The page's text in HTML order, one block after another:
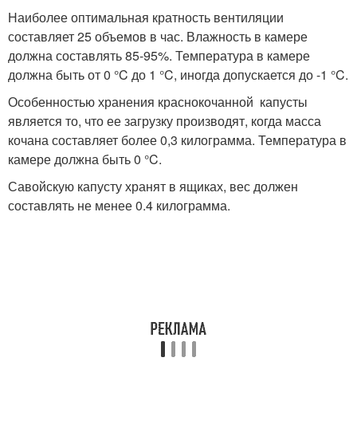
Наиболее оптимальная кратность вентиляции
составляет 25 объемов в час. Влажность в камере
должна составлять 85-95%. Температура в камере
должна быть от 0 °C до 1 °C, иногда допускается до -1 °C.
Особенностью хранения краснокочанной капусты
является то, что ее загрузку производят, когда масса
кочана составляет более 0,3 килограмма. Температура в
камере должна быть 0 °C.
Савойскую капусту хранят в ящиках, вес должен
составлять не менее 0.4 килограмма.